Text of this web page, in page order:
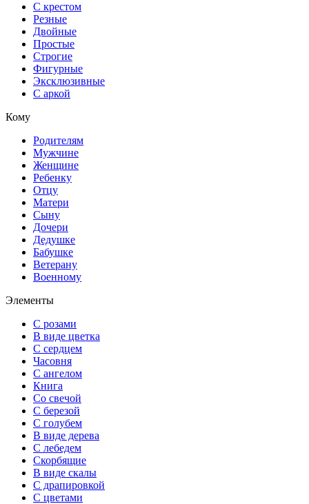
С крестом
Резные
Двойные
Простые
Строгие
Фигурные
Эксклюзивные
С аркой
Кому
Родителям
Мужчине
Женщине
Ребенку
Отцу
Матери
Сыну
Дочери
Дедушке
Бабушке
Ветерану
Военному
Элементы
С розами
В виде цветка
С сердцем
Часовня
С ангелом
Книга
Со свечой
С березой
С голубем
В виде дерева
С лебедем
Скорбящие
В виде скалы
С драпировкой
С цветами